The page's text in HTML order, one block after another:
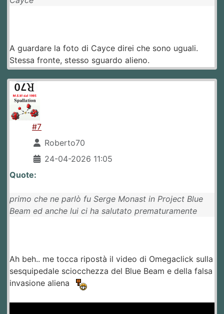
A guardare la foto di Cayce direi che sono uguali.
Stessa fronte, stesso sguardo alieno.
#7
Roberto70
24-04-2026 11:05
Quote:
primo che ne parlò fu Serge Monast in Project Blue
Beam ed anche lui ci ha salutato prematuramente
Ah beh.. me tocca ripostà il video di Omegaclick sulla
sesquipedale sciocchezza del Blue Beam e della falsa
invasione aliena